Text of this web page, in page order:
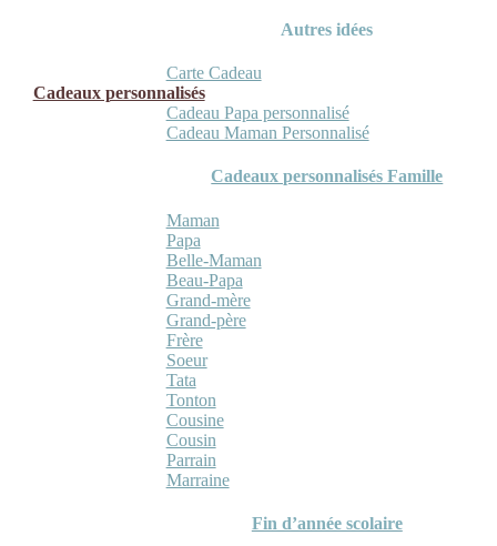
Autres idées
Carte Cadeau
Cadeaux personnalisés
Cadeau Papa personnalisé
Cadeau Maman Personnalisé
Cadeaux personnalisés Famille
Maman
Papa
Belle-Maman
Beau-Papa
Grand-mère
Grand-père
Frère
Soeur
Tata
Tonton
Cousine
Cousin
Parrain
Marraine
Fin d’année scolaire